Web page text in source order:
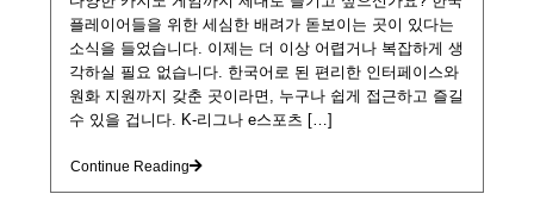
플레이어들을 위한 세심한 배려가 돋보이는 곳이 있다는
소식을 들었습니다. 이제는 더 이상 어렵거나 복잡하게 생
각하실 필요 없습니다. 한국어로 된 편리한 인터페이스와
원화 지원까지 갖춘 곳이라면, 누구나 쉽게 접근하고 즐길
수 있을 겁니다. K-리그나 e스포츠 […]
Continue Reading